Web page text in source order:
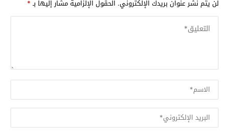
لن يتم نشر عنوان بريدك الإلكتروني. الحقول الإلزامية مشار إليها بـ*